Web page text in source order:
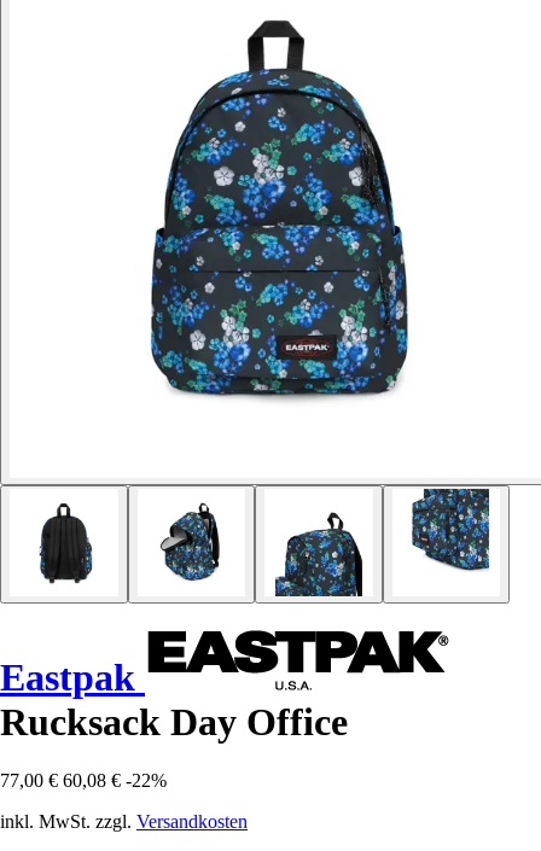
Eastpak
Rucksack Day Office
77,00 € 60,08 € -22%
inkl. MwSt. zzgl. Versandkosten